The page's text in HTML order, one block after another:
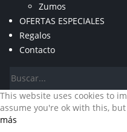
Zumos
OFERTAS ESPECIALES
Regalos
Contacto
This website uses cookies to
assume you're ok with this,
más